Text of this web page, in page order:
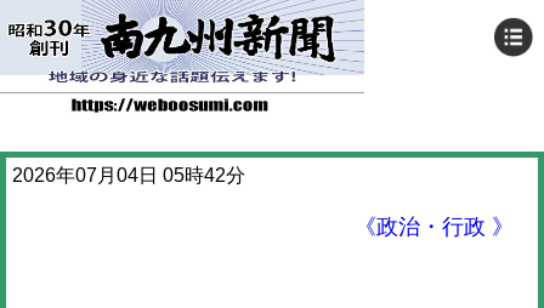
2026年07月04日 05時42分
《政治・行政 》